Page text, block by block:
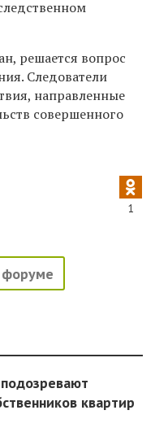
решается вопрос
Следователи
направленные
совершенного
1
форуме
квартир